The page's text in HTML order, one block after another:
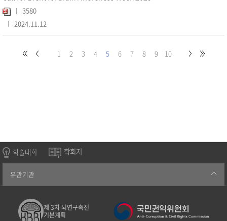
3580
2024.11.12
1 2 3 4 5 6 7 8 9 10
학술대회 학회지
유관기관
제 3차 뇌연구촉진
기본계획